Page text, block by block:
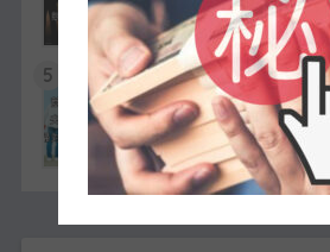
ら嫌われている人物を紹
5
競艇選手同士の夫婦11
現したレースも紹介】